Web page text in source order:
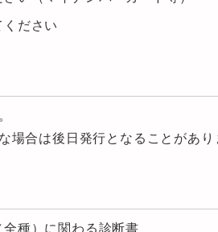
ださい
場合は後日発行となることがあり
種）に関わる診断書